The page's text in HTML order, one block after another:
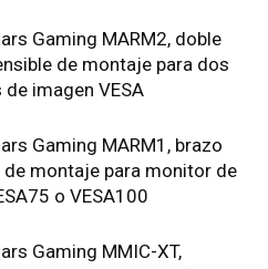
Gaming MARM2, doble
de montaje para dos
imagen VESA
Gaming MARM1, brazo
de montaje para monitor de
o VESA100
Gaming MMIC-XT,